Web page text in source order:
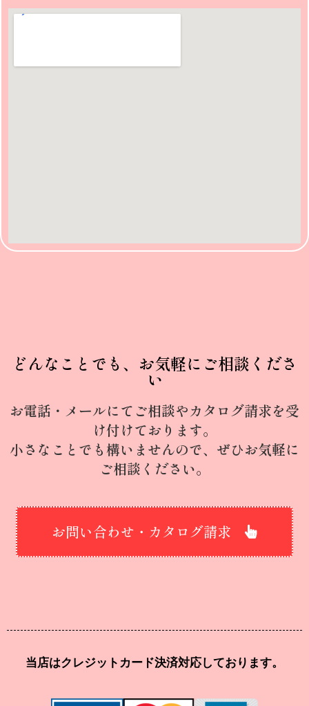
どんなことでも、お気軽にご相談くださ
い
お電話・メールにてご相談やカタログ請求を受
け付けております。
小さなことでも構いませんので、ぜひお気軽に
ご相談ください。
お問い合わせ・カタログ請求
当店はクレジットカード決済対応しております。